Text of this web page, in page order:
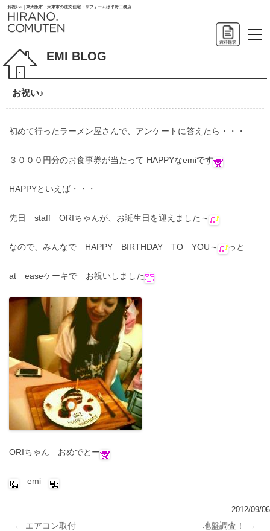
お祝い♪ | 東大阪市・大東市の注文住宅・リフォームは平野工務店
EMI BLOG
お祝い♪
初めて行ったラーメン屋さんで、アンケートに答えたら・・・
３０００円分のお食事券が当たって HAPPYなemiです
HAPPYといえば・・・
先日 staff ORIちゃんが、お誕生日を迎えました～
なので、みんなで HAPPY BIRTHDAY TO YOU～ っと
at easeケーキで お祝いしました
ORIちゃん おめでとー
emi
2012/09/06
← エアコン取付 地盤調査！ →